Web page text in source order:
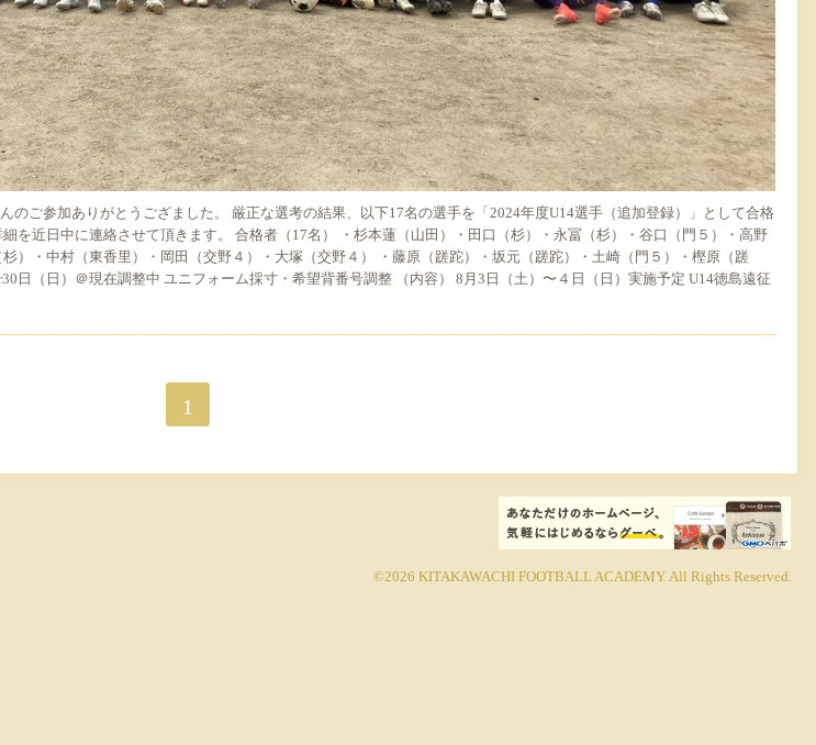
のご参加ありがとうござました。 厳正な選考の結果、以下17名の選手を「2024年度U14選手（追加登録）」として合格
を近日中に連絡させて頂きます。 合格者（17名） ・杉本蓮（山田）・田口（杉）・永冨（杉）・谷口（門５）・高野
）・中村（東香里）・岡田（交野４）・大塚（交野４） ・藤原（蹉跎）・坂元（蹉跎）・土崎（門５）・樫原（蹉
（日）＠現在調整中 ユニフォーム採寸・希望背番号調整 （内容） 8月3日（土）〜４日（日）実施予定 U14徳島遠征
1
©2026 KITAKAWACHI FOOTBALL ACADEMY. All Rights Reserved.